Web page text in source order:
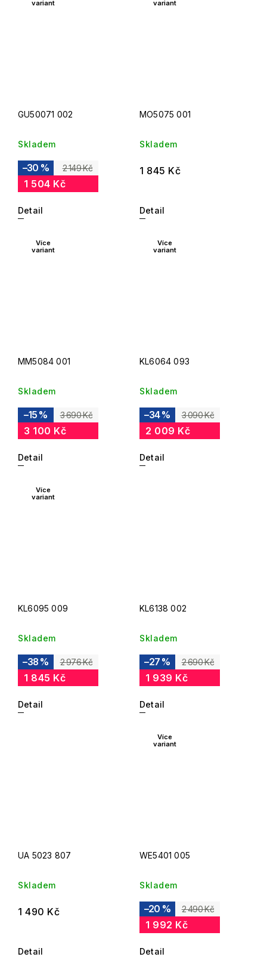
variant
GU50071 002
Skladem
2 149 Kč
–30 %
1 504 Kč
Detail
variant
MO5075 001
Skladem
1 845 Kč
Detail
Více
variant
MM5084 001
Skladem
3 690 Kč
–15 %
3 100 Kč
Detail
Více
variant
KL6064 093
Skladem
3 090 Kč
–34 %
2 009 Kč
Detail
Více
variant
KL6095 009
Skladem
2 976 Kč
–38 %
1 845 Kč
Detail
KL6138 002
Skladem
2 690 Kč
–27 %
1 939 Kč
Detail
UA 5023 807
Skladem
1 490 Kč
Detail
Více
variant
WE5401 005
Skladem
2 490 Kč
–20 %
1 992 Kč
Detail